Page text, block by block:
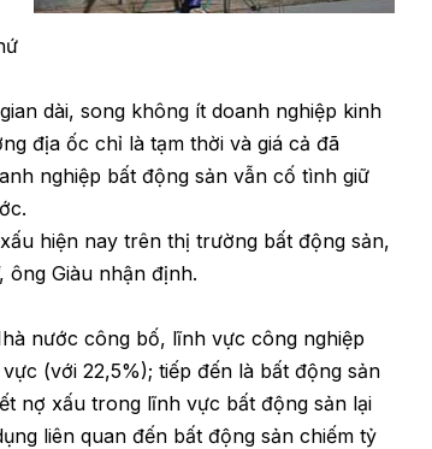
dài, song không ít doanh nghiệp kinh
địa ốc chỉ là tạm thời và giá cả đã
nghiệp bất động sản vẫn cố tình giữ
hiện nay trên thị trường bất động sản,
ông Giàu nhận định.
nước công bố, lĩnh vực công nghiệp
(với 22,5%); tiếp đến là bất động sản
nợ xấu trong lĩnh vực bất động sản lại
liên quan đến bất động sản chiếm tỷ